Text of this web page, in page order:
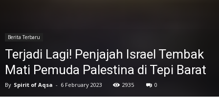
Berita Terbaru
Terjadi Lagi! Penjajah Israel Tembak
Mati Pemuda Palestina di Tepi Barat
By Spirit of Aqsa - 6 February 2023 2935 0